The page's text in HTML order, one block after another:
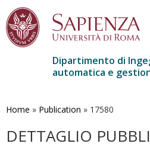
contenuto
Dipartimento di
automatica e
Home » Publication » 17580
DETTAGLIO